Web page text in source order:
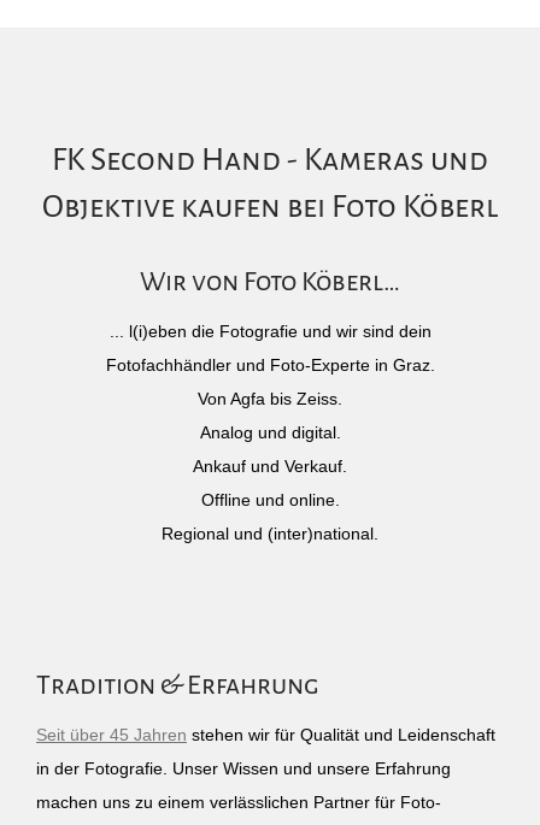
FK Second Hand - Kameras und
Objektive kaufen bei Foto Köberl
Wir von Foto Köberl…
... l(i)eben die Fotografie und wir sind dein
Fotofachhändler und Foto-Experte in Graz.
Von Agfa bis Zeiss.
Analog und digital.
Ankauf und Verkauf.
Offline und online.
Regional und (inter)national.
Tradition & Erfahrung
Seit über 45 Jahren stehen wir für Qualität und Leidenschaft
in der Fotografie. Unser Wissen und unsere Erfahrung
machen uns zu einem verlässlichen Partner für Foto-